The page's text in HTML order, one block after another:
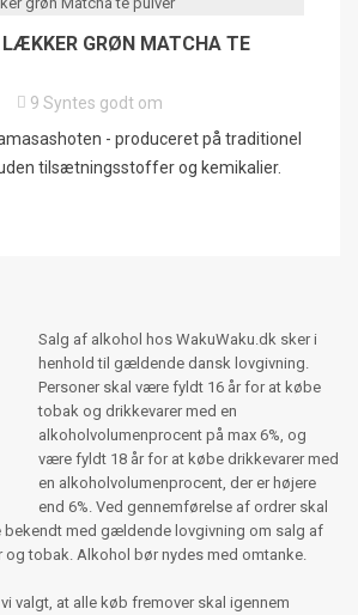
GRØN MATCHA TE
9 Syntes godt om
- produceret på traditionel
tilsætningsstoffer og kemikalier.
Salg af alkohol hos WakuWaku.dk sker i
henhold til gældende dansk lovgivning.
Personer skal være fyldt 16 år for at købe
tobak og drikkevarer med en
alkoholvolumenprocent på max 6%, og
være fyldt 18 år for at købe drikkevarer med
en alkoholvolumenprocent, der er højere
end 6%. Ved gennemførelse af ordrer skal
med gældende lovgivning om salg af
tobak. Alkohol bør nydes med omtanke.
valgt, at alle køb fremover skal igennem